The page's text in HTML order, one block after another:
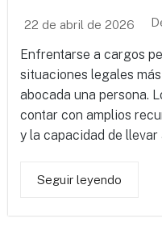
22 de abril de 2026
Enfrentarse a cargos
situaciones legales
abocada una persona.
contar con amplios
y la capacidad de llevar
Seguir leyendo